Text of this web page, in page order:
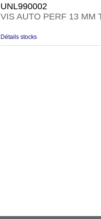
UNL990002
VIS AUTO PERF 13 MM
Détails stocks